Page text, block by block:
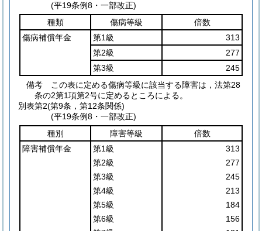
(平19条例8・一部改正)
種類
傷病等級
倍数
傷病補償年金
第1級
313
第2級
277
第3級
245
備考 この表に定める傷病等級に該当する障害は，法第28
条の2第1項第2号に定めるところによる。
別表第2(第9条，第12条関係)
(平19条例8・一部改正)
種別
障害等級
倍数
障害補償年金
第1級
313
第2級
277
第3級
245
第4級
213
第5級
184
第6級
156